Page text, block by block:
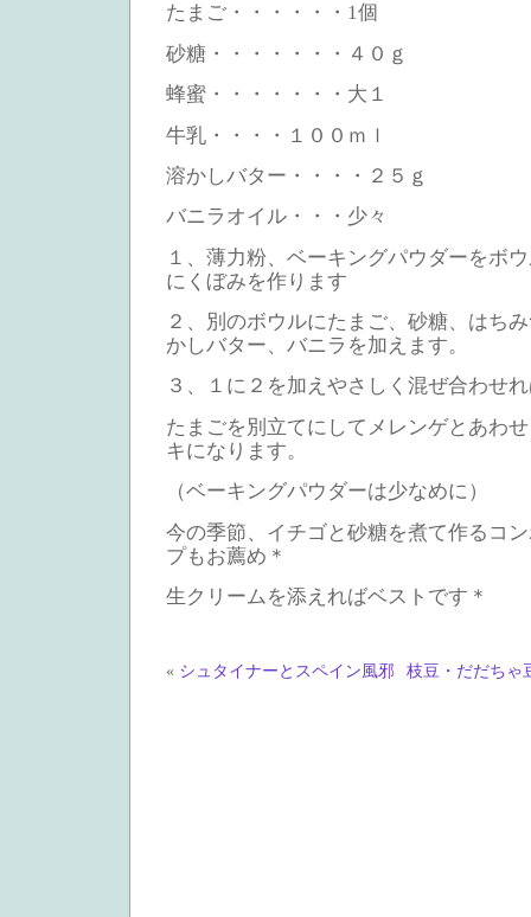
たまご・・・・・・1個
砂糖・・・・・・・４０ｇ
蜂蜜・・・・・・・大１
牛乳・・・・１００ｍｌ
溶かしバター・・・・２５ｇ
バニラオイル・・・少々
１、薄力粉、ベーキングパウダーをボ
にくぼみを作ります
２、別のボウルにたまご、砂糖、はち
かしバター、バニラを加えます。
３、１に２を加えやさしく混ぜ合わせ
たまごを別立てにしてメレンゲとあわ
キになります。
（ベーキングパウダーは少なめに）
今の季節、イチゴと砂糖を煮て作るコ
プもお薦め＊
生クリームを添えればベストです＊
« シュタイナーとスペイン風邪 枝豆・だだちゃ